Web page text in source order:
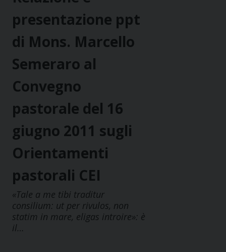
presentazione ppt
di Mons. Marcello
Semeraro al
Convegno
pastorale del 16
giugno 2011 sugli
Orientamenti
pastorali CEI
«Tale a me tibi traditur
consilium: ut per rivulos, non
statim in mare, eligas introire»: è
il…